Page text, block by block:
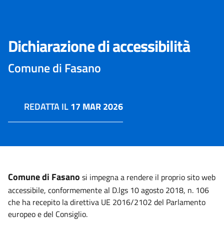
Dichiarazione di accessibilità
Comune di Fasano
REDATTA IL17 MAR 2026
Comune di Fasano si impegna a rendere il proprio sito web
accessibile, conformemente al D.lgs 10 agosto 2018, n. 106
che ha recepito la direttiva UE 2016/2102 del Parlamento
europeo e del Consiglio.